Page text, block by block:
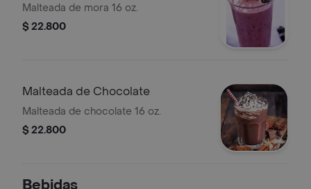
Malteada de mora 16 oz.
$ 22.800
Malteada de Chocolate
Malteada de chocolate 16 oz.
$ 22.800